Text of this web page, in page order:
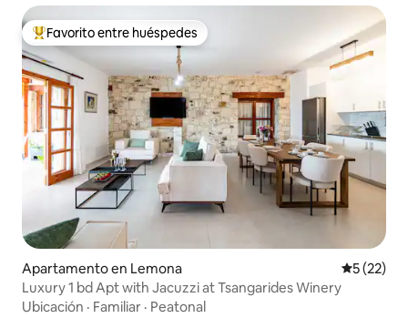
Favorito entre huéspedes preferido
Favorito entre huéspedes
Apartamento en Lemona
5 (22)
Luxury 1 bd Apt with Jacuzzi at Tsangarides Winery
Ubicación · Familiar · Peatonal